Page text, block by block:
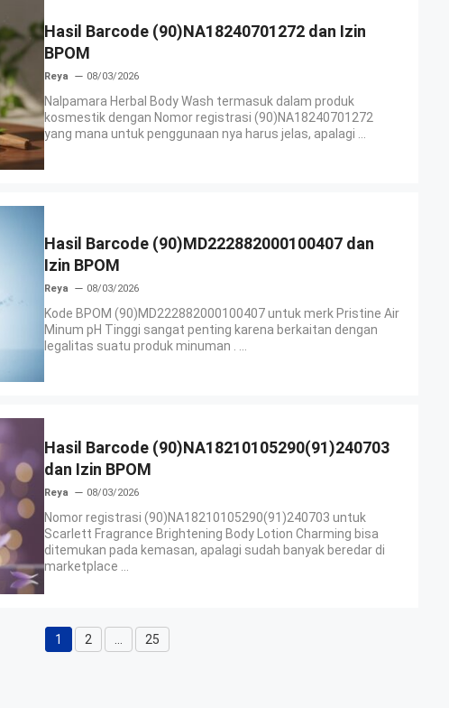
Hasil Barcode (90)NA18240701272 dan Izin
BPOM
Reya 08/03/2026
Nalpamara Herbal Body Wash termasuk dalam produk
kosmestik dengan Nomor registrasi (90)NA18240701272
yang mana untuk penggunaan nya harus jelas, apalagi ...
Hasil Barcode (90)MD222882000100407 dan
Izin BPOM
Reya 08/03/2026
Kode BPOM (90)MD222882000100407 untuk merk Pristine Air
Minum pH Tinggi sangat penting karena berkaitan dengan
legalitas suatu produk minuman . ...
Hasil Barcode (90)NA18210105290(91)240703
dan Izin BPOM
Reya 08/03/2026
Nomor registrasi (90)NA18210105290(91)240703 untuk
Scarlett Fragrance Brightening Body Lotion Charming bisa
ditemukan pada kemasan, apalagi sudah banyak beredar di
marketplace ...
Halaman
1 Halaman
2 Halaman
25